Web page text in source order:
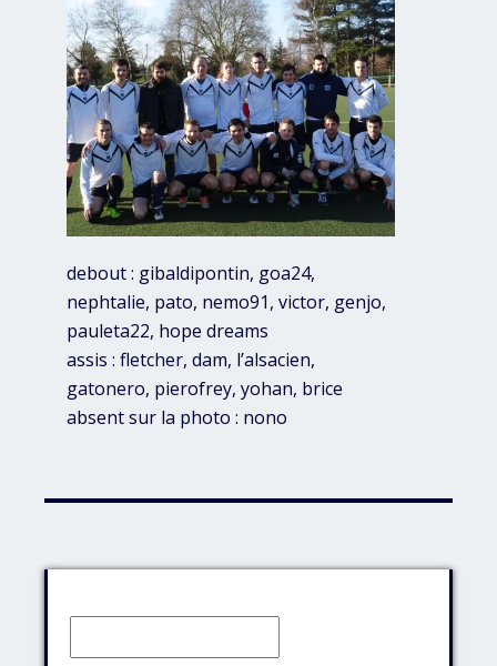
debout : gibaldipontin, goa24,
nephtalie, pato, nemo91, victor, genjo,
pauleta22, hope dreams
assis : fletcher, dam, l’alsacien,
gatonero, pierofrey, yohan, brice
absent sur la photo : nono